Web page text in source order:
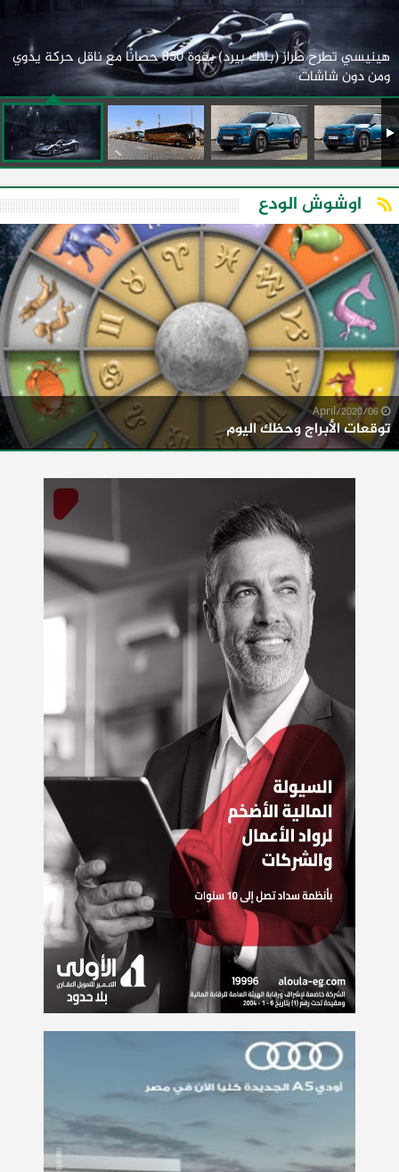
هينيسي تطرح طراز (بلاك بيرد) بقوة 850 حصانًا مع ناقل حركة يدوي
ومن دون شاشات
اوشوش الودع
توقعات الأبراج وحظك اليوم